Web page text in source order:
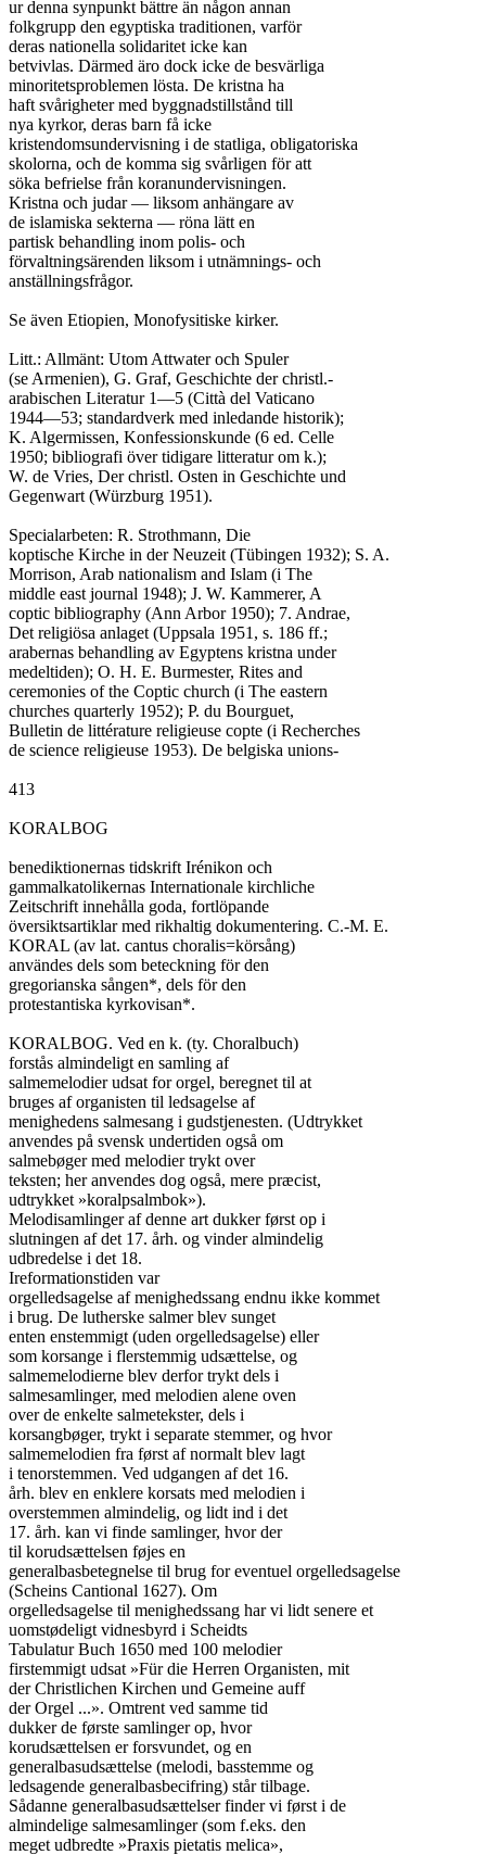
ur denna synpunkt bättre än någon annan
folkgrupp den egyptiska traditionen, varför
deras nationella solidaritet icke kan
betvivlas. Därmed äro dock icke de besvärliga
minoritetsproblemen lösta. De kristna ha
haft svårigheter med byggnadstillstånd till
nya kyrkor, deras barn få icke
kristendomsundervisning i de statliga, obligatoriska
skolorna, och de komma sig svårligen för att
söka befrielse från koranundervisningen.
Kristna och judar — liksom anhängare av
de islamiska sekterna — röna lätt en
partisk behandling inom polis- och
förvaltningsärenden liksom i utnämnings- och
anställningsfrågor.
Se även Etiopien, Monofysitiske kirker.
Litt.: Allmänt: Utom Attwater och Spuler
(se Armenien), G. Graf, Geschichte der christl.-
arabischen Literatur 1—5 (Città del Vaticano
1944—53; standardverk med inledande historik);
K. Algermissen, Konfessionskunde (6 ed. Celle
1950; bibliografi över tidigare litteratur om k.);
W. de Vries, Der christl. Osten in Geschichte und
Gegenwart (Würzburg 1951).
Specialarbeten: R. Strothmann, Die
koptische Kirche in der Neuzeit (Tübingen 1932); S. A.
Morrison, Arab nationalism and Islam (i The
middle east journal 1948); J. W. Kammerer, A
coptic bibliography (Ann Arbor 1950); 7. Andrae,
Det religiösa anlaget (Uppsala 1951, s. 186 ff.;
arabernas behandling av Egyptens kristna under
medeltiden); O. H. E. Burmester, Rites and
ceremonies of the Coptic church (i The eastern
churches quarterly 1952); P. du Bourguet,
Bulletin de littérature religieuse copte (i Recherches
de science religieuse 1953). De belgiska unions-
413
KORALBOG
benediktionernas tidskrift Irénikon och
gammalkatolikernas Internationale kirchliche
Zeitschrift innehålla goda, fortlöpande
översiktsartiklar med rikhaltig dokumentering. C.-M. E.
KORAL (av lat. cantus choralis=körsång)
användes dels som beteckning för den
gregorianska sången*, dels för den
protestantiska kyrkovisan*.
KORALBOG. Ved en k. (ty. Choralbuch)
forstås almindeligt en samling af
salmemelodier udsat for orgel, beregnet til at
bruges af organisten til ledsagelse af
menighedens salmesang i gudstjenesten. (Udtrykket
anvendes på svensk undertiden også om
salmebøger med melodier trykt over
teksten; her anvendes dog også, mere præcist,
udtrykket »koralpsalmbok»).
Melodisamlinger af denne art dukker først op i
slutningen af det 17. årh. og vinder almindelig
udbredelse i det 18.
Ireformationstiden var
orgelledsagelse af menighedssang endnu ikke kommet
i brug. De lutherske salmer blev sunget
enten enstemmigt (uden orgelledsagelse) eller
som korsange i flerstemmig udsættelse, og
salmemelodierne blev derfor trykt dels i
salmesamlinger, med melodien alene oven
over de enkelte salmetekster, dels i
korsangbøger, trykt i separate stemmer, og hvor
salmemelodien fra først af normalt blev lagt
i tenorstemmen. Ved udgangen af det 16.
årh. blev en enklere korsats med melodien i
overstemmen almindelig, og lidt ind i det
17. årh. kan vi finde samlinger, hvor der
til korudsættelsen føjes en
generalbasbetegnelse til brug for eventuel orgelledsagelse
(Scheins Cantional 1627). Om
orgelledsagelse til menighedssang har vi lidt senere et
uomstødeligt vidnesbyrd i Scheidts
Tabulatur Buch 1650 med 100 melodier
firstemmigt udsat »Für die Herren Organisten, mit
der Christlichen Kirchen und Gemeine auff
der Orgel ...». Omtrent ved samme tid
dukker de første samlinger op, hvor
korudsættelsen er forsvundet, og en
generalbasudsættelse (melodi, basstemme og
ledsagende generalbasbecifring) står tilbage.
Sådanne generalbasudsættelser finder vi først i de
almindelige salmesamlinger (som f.eks. den
meget udbredte »Praxis pietatis melica»,